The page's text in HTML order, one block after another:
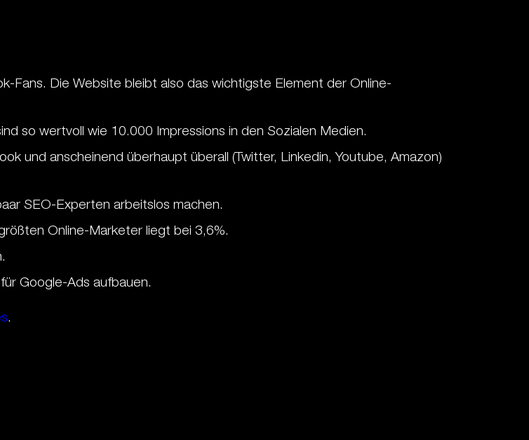
Fans. Die Website bleibt also das wichtigste Element der Online-
so wertvoll wie 10.000 Impressions in den Sozialen Medien.
und anscheinend überhaupt überall (Twitter, Linkedin, Youtube, Amazon)
SEO-Experten arbeitslos machen.
Online-Marketer liegt bei 3,6%.
Google-Ads aufbauen.
.